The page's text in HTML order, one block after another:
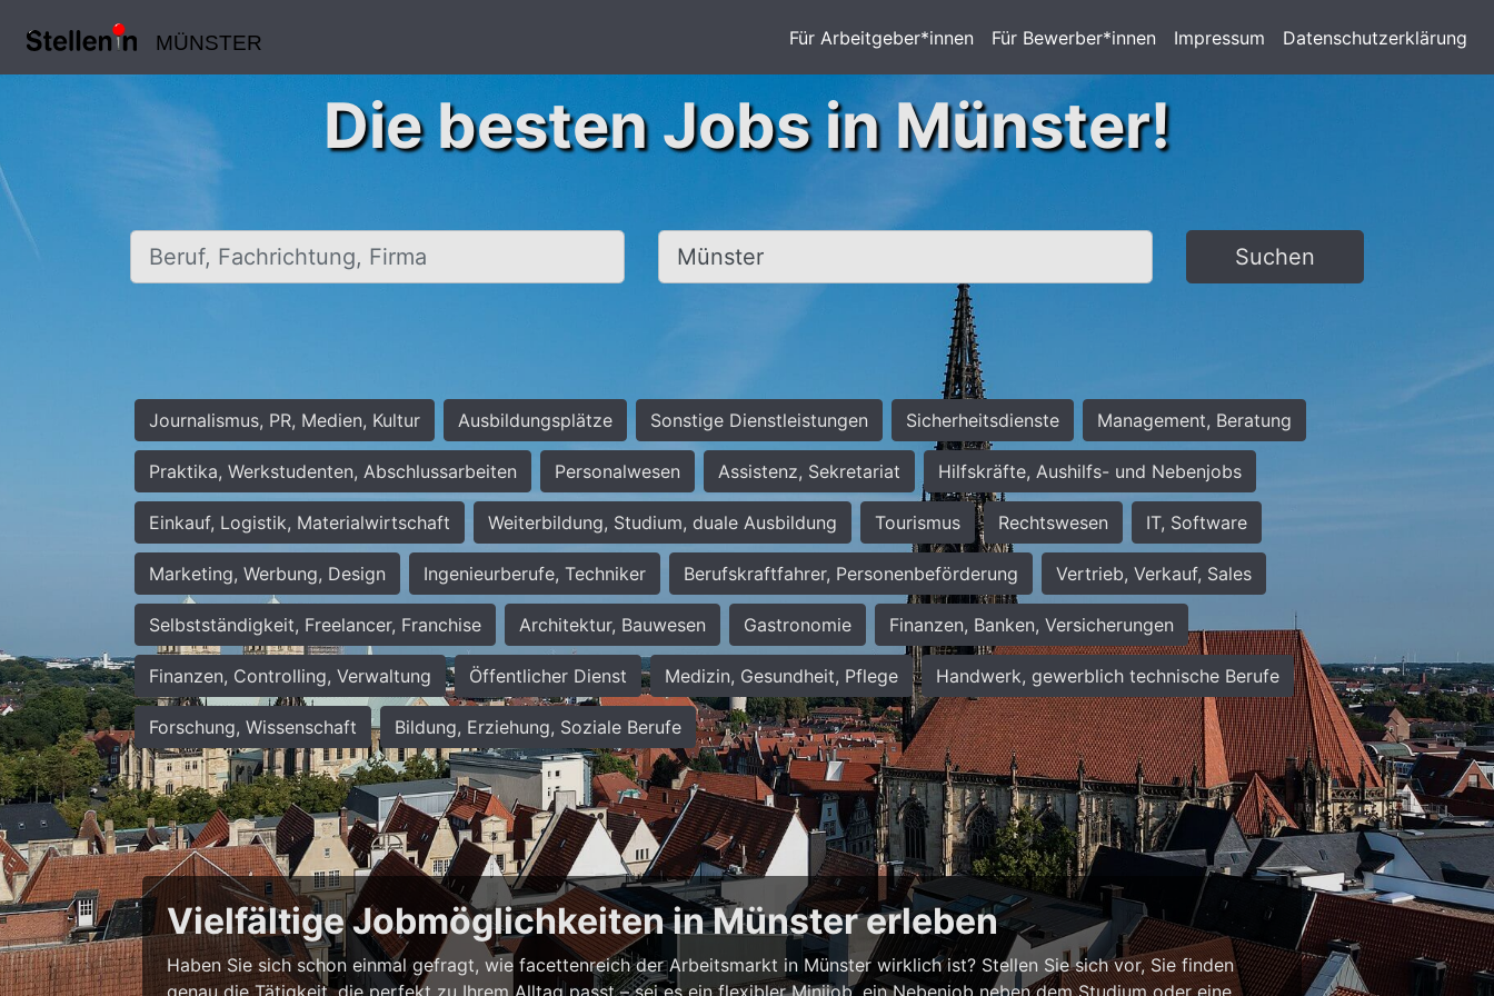
MÜNSTER Für Arbeitgeber*innen Für Bewerber*innen Impressum Datenschutzerklärung
Die besten Jobs in Münster!
Beruf, Fachrichtung, Firma Ort, Stadt Suchen
Journalismus, PR, Medien, Kultur Ausbildungsplätze Sonstige Dienstleistungen Sicherheitsdienste Management, Beratung
Praktika, Werkstudenten, Abschlussarbeiten Personalwesen Assistenz, Sekretariat Hilfskräfte, Aushilfs- und Nebenjobs
Einkauf, Logistik, Materialwirtschaft Weiterbildung, Studium, duale Ausbildung Tourismus Rechtswesen IT, Software
Marketing, Werbung, Design Ingenieurberufe, Techniker Berufskraftfahrer, Personenbeförderung Vertrieb, Verkauf, Sales
Selbstständigkeit, Freelancer, Franchise Architektur, Bauwesen Gastronomie Finanzen, Banken, Versicherungen
Finanzen, Controlling, Verwaltung Öffentlicher Dienst Medizin, Gesundheit, Pflege Handwerk, gewerblich technische Berufe
Forschung, Wissenschaft Bildung, Erziehung, Soziale Berufe
Vielfältige Jobmöglichkeiten in Münster erleben
Haben Sie sich schon einmal gefragt, wie facettenreich der Arbeitsmarkt in Münster wirklich ist? Stellen Sie sich vor, Sie finden